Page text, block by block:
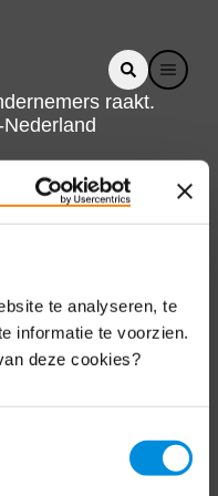
te analyseren, te
informatie te voorzien.
deze cookies?
raakt.